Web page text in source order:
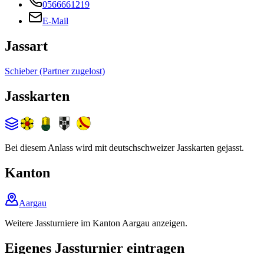
0566661219
E-Mail
Jassart
Schieber (Partner zugelost)
Jasskarten
Bei diesem Anlass wird mit deutschschweizer Jasskarten gejasst.
Kanton
Aargau
Weitere Jassturniere im Kanton Aargau anzeigen.
Eigenes Jassturnier eintragen